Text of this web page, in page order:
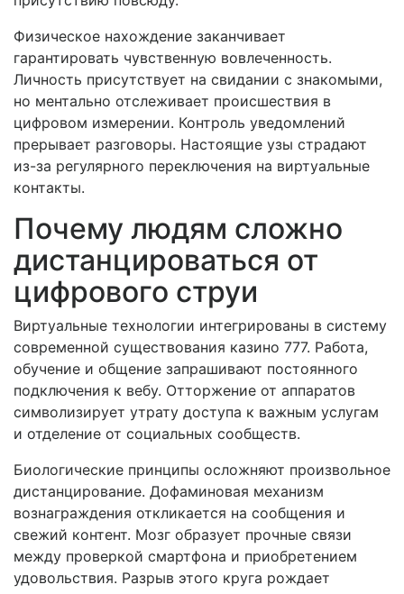
Физическое нахождение заканчивает
гарантировать чувственную вовлеченность.
Личность присутствует на свидании с знакомыми,
но ментально отслеживает происшествия в
цифровом измерении. Контроль уведомлений
прерывает разговоры. Настоящие узы страдают
из-за регулярного переключения на виртуальные
контакты.
Почему людям сложно
дистанцироваться от
цифрового струи
Виртуальные технологии интегрированы в систему
современной существования казино 777. Работа,
обучение и общение запрашивают постоянного
подключения к вебу. Отторжение от аппаратов
символизирует утрату доступа к важным услугам
и отделение от социальных сообществ.
Биологические принципы осложняют произвольное
дистанцирование. Дофаминовая механизм
вознаграждения откликается на сообщения и
свежий контент. Мозг образует прочные связи
между проверкой смартфона и приобретением
удовольствия. Разрыв этого круга рождает